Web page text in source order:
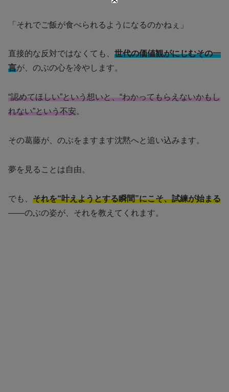
「それでご飯が食べられるようになるのかねぇ」
直接的な反対ではなくても、 世代の価値観がにじむその一
言が、のぶの心を冷やします。
“認めてほしい”という想いと、“わかってもらえないかもし
れない”という不安。
その葛藤が、のぶをますます沈黙へと追い込みます。
夢を見ることは自由。
でも、 それを“叶えようとする瞬間”にこそ、試練が始まる
——のぶの姿が、それを教えてくれます。